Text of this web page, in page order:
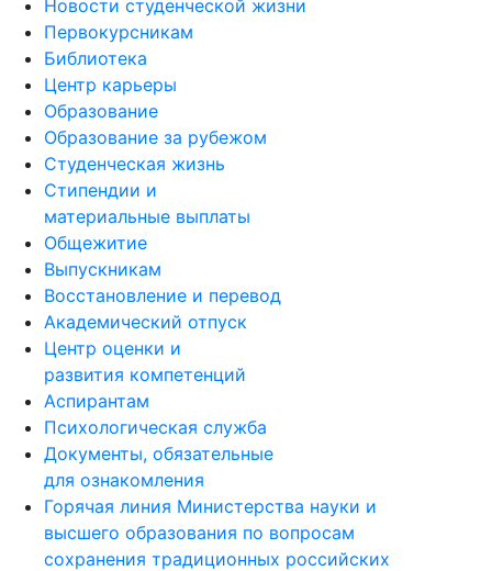
Новости студенческой жизни
Первокурсникам
Библиотека
Центр карьеры
Образование
Образование за рубежом
Студенческая жизнь
Стипендии и
материальные выплаты
Общежитие
Выпускникам
Восстановление и перевод
Академический отпуск
Центр оценки и
развития компетенций
Аспирантам
Психологическая служба
Документы, обязательные
для ознакомления
Горячая линия Министерства науки и
высшего образования по вопросам
сохранения традиционных российских